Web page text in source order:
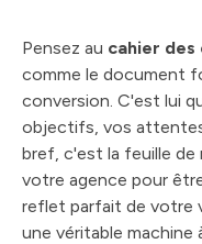
projet
Construire la
orienté conversion
Transformer vos
digitale
Détailler les
réussi
Maîtriser le budget, le
Les erreurs
Questions fréquentes
Pensez au cahier
comme le document
conversion. C'est lui
objectifs, vos
bref, c'est la feuille de
votre agence pour
reflet parfait de votre
une véritable machine